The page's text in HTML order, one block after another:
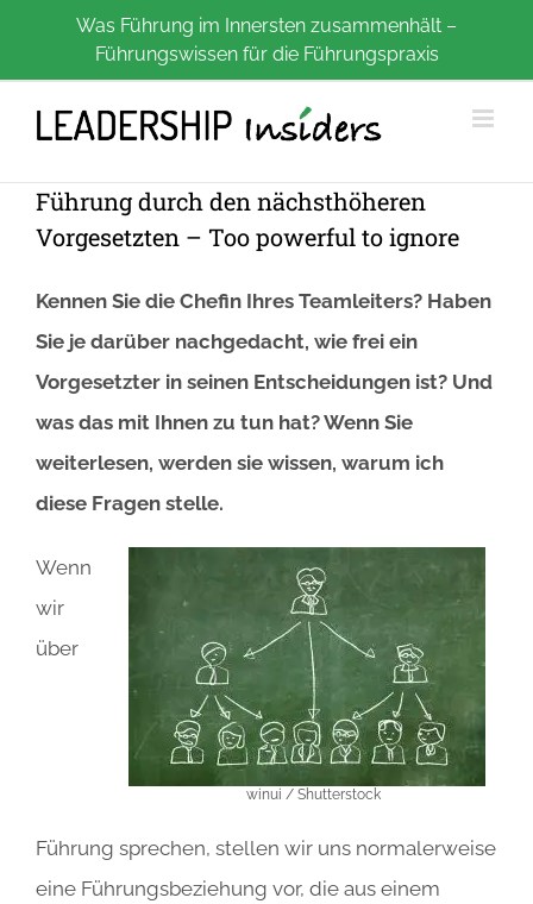
Was Führung im Innersten zusammenhält –
Führungswissen für die Führungspraxis
Führung durch den nächsthöheren
Vorgesetzten – Too powerful to ignore
Kennen Sie die Chefin Ihres Teamleiters? Haben
Sie je darüber nachgedacht, wie frei ein
Vorgesetzter in seinen Entscheidungen ist? Und
was das mit Ihnen zu tun hat? Wenn Sie
weiterlesen, werden sie wissen, warum ich
diese Fragen stelle.
winui / Shutterstock
Wenn
wir
über
Führung sprechen, stellen wir uns normalerweise
eine Führungsbeziehung vor, die aus einem